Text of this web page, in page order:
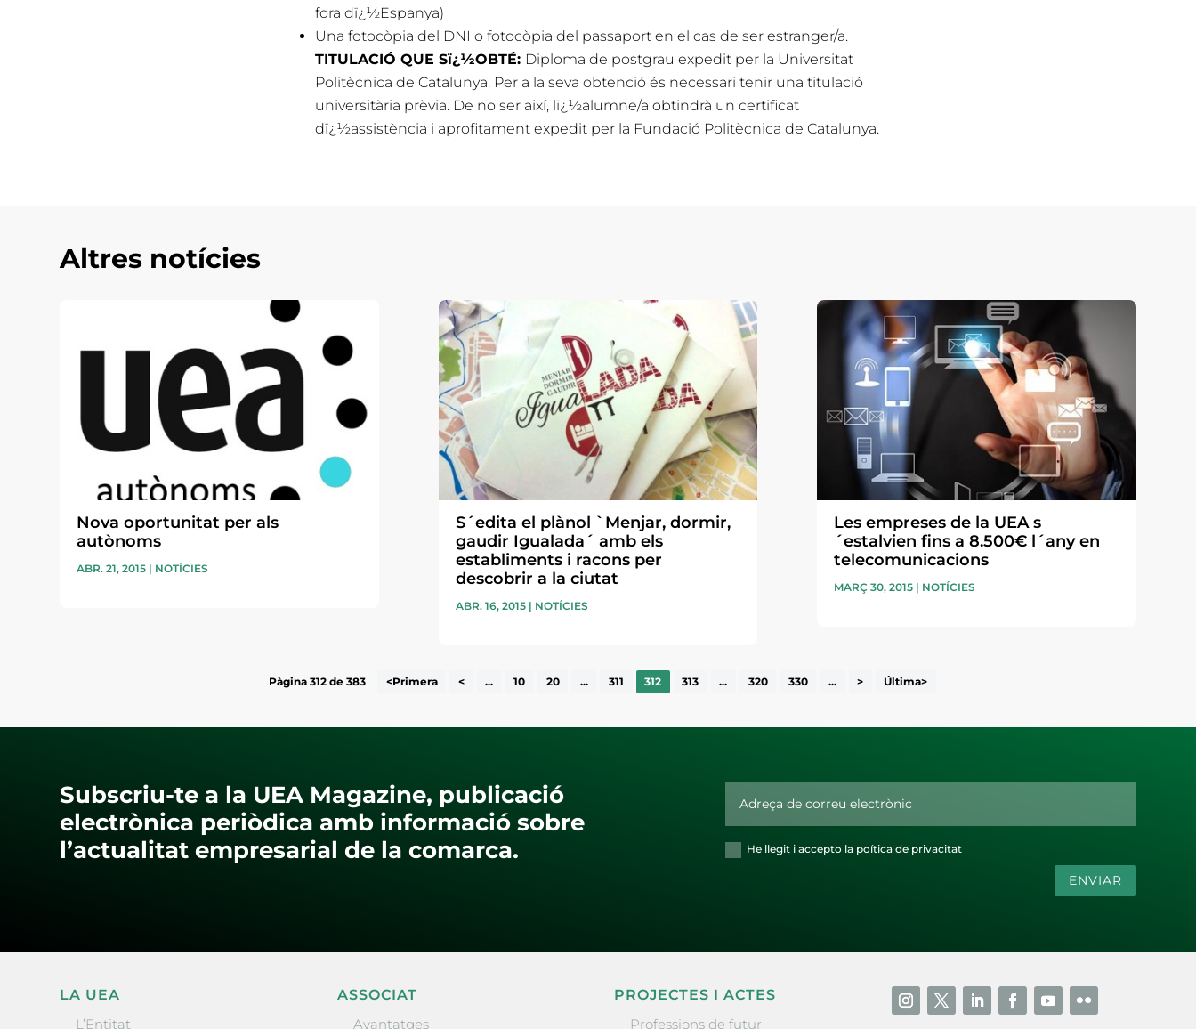
fora dï¿½Espanya)
Una fotocòpia del DNI o fotocòpia del passaport en el cas de ser estranger/a.
TITULACIÓ QUE Sï¿½OBTÉ: Diploma de postgrau expedit per la Universitat
Politècnica de Catalunya. Per a la seva obtenció és necessari tenir una titulació
universitària prèvia. De no ser així, lï¿½alumne/a obtindrà un certificat
dï¿½assistència i aprofitament expedit per la Fundació Politècnica de Catalunya.
Altres notícies
Nova oportunitat per als
autònoms
ABR. 21, 2015 | NOTÍCIES
S´edita el plànol `Menjar, dormir,
gaudir Igualada´ amb els
establiments i racons per
descobrir a la ciutat
ABR. 16, 2015| NOTÍCIES
Les empreses de la UEA s
´estalvien fins a 8.500€ l´any en
telecomunicacions
MARÇ 30, 2015| NOTÍCIES
Pàgina 312 de 383 <Primera < ... 10 20 ... 311 312 313 ... 320 330 ... > Última>
Subscriu-te a la UEA Magazine, publicació
electrònica periòdica amb informació sobre
l’actualitat empresarial de la comarca.
He llegit i accepto la poítica de privacitat
ENVIAR
LA UEA
L’Entitat
ASSOCIAT
Avantatges
PROJECTES I ACTES
Professions de futur